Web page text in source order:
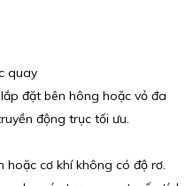
quay
đặt bên hông hoặc vỏ đa
động trục tối ưu.
cơ khí không có độ rơ.